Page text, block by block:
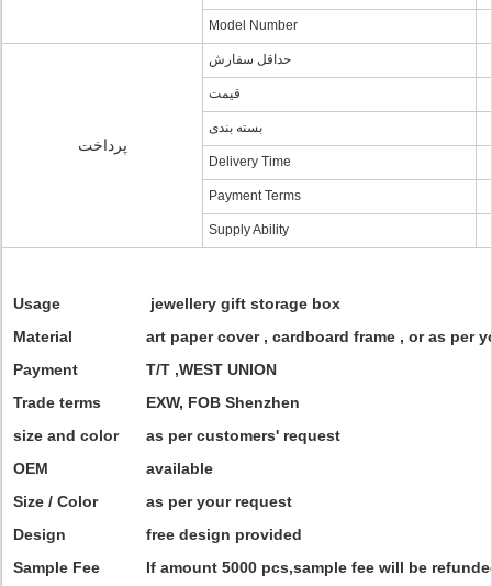
Model Number
پرداخت
حداقل سفارش
قیمت
بسته بندی
Delivery Time
Payment Terms
Supply Ability
Usage
jewellery gift storage box
Material
art paper cover , cardboard frame , or as per
Payment
T/T ,WEST UNION
Trade terms
EXW, FOB Shenzhen
size and color
as per customers' request
OEM
available
Size / Color
as per your request
Design
free design provided
Sample Fee
If amount 5000 pcs,sample fee will be